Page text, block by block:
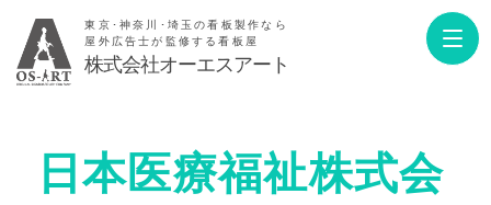
東京･神奈川･埼玉の看板製作なら
屋外広告士が監修する看板屋
株式会社オーエスアート
日本医療福祉株式会